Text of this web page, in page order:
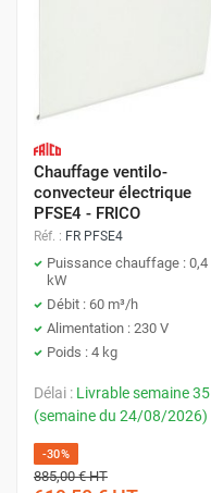
Chauffage ventilo-
convecteur électrique
PFSE4 - FRICO
Réf. : FR PFSE4
Puissance chauffage : 0,4
kW
Débit : 60 m³/h
Alimentation : 230 V
Poids : 4 kg
Délai : Livrable semaine 35
(semaine du 24/08/2026)
-30%
885,00 €HT